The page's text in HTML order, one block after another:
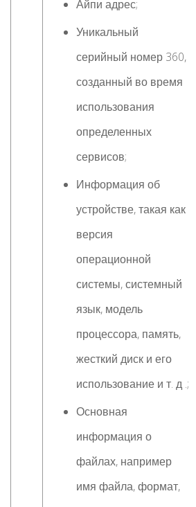
Айпи адрес;
Уникальный
серийный номер 360,
созданный во время
использования
определенных
сервисов;
Информация об
устройстве, такая как
версия
операционной
системы, системный
язык, модель
процессора, память,
жесткий диск и его
использование и т. д .;
Основная
информация о
файлах, например
имя файла, формат,